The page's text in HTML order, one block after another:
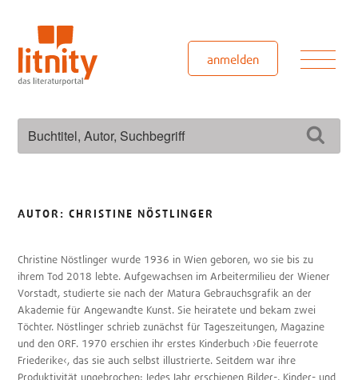
springen
anmelden
AUTOR:CHRISTINE NÖSTLINGER
Christine Nöstlinger wurde 1936 in Wien geboren, wo sie bis zu
ihrem Tod 2018 lebte. Aufgewachsen im Arbeitermilieu der Wiener
Vorstadt, studierte sie nach der Matura Gebrauchsgrafik an der
Akademie für Angewandte Kunst. Sie heiratete und bekam zwei
Töchter. Nöstlinger schrieb zunächst für Tageszeitungen, Magazine
und den ORF. 1970 erschien ihr erstes Kinderbuch ›Die feuerrote
Friederike‹, das sie auch selbst illustrierte. Seitdem war ihre
Produktivität ungebrochen: Jedes Jahr erschienen Bilder-, Kinder- und